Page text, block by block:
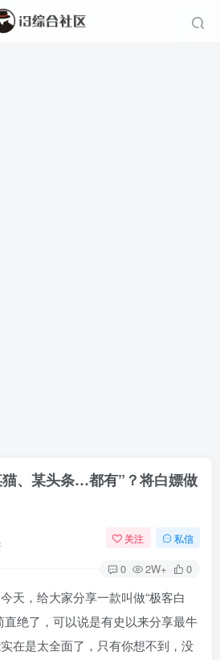
、某头条…都有”？将白嫖做
关注 私信
0 2W+ 0
天，给大家分享一款叫做“极客白
直绝了，可以说是有史以来分享最牛
在是太全面了，只有你想不到，没